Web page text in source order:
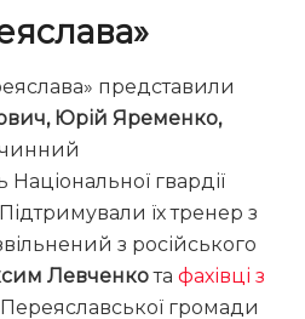
представили
Юрій Яременко,
гвардії
їх тренер з
з російського
Левченкота фахівці з
Переяславської громади